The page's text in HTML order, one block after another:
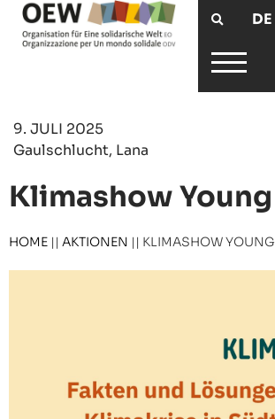
DE
9. JULI 2025
Gaulschlucht, Lana
Klimashow Young
HOME || AKTIONEN || KLIMASHOW YOUNG